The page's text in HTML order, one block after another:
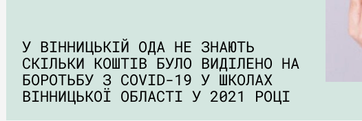
У ВІННИЦЬКІЙ ОДА НЕ ЗНАЮТЬ
СКІЛЬКИ КОШТІВ БУЛО ВИДІЛЕНО НА
БОРОТЬБУ З COVID-19 У ШКОЛАХ
ВІННИЦЬКОЇ ОБЛАСТІ У 2021 РОЦІ